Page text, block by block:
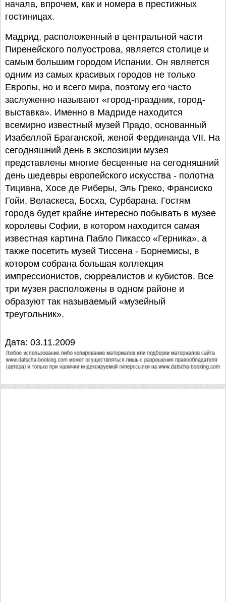
начала, впрочем, как и номера в престижных
гостиницах.
Мадрид, расположенный в центральной части
Пиренейского полуострова, является столице и
самым большим городом Испании. Он является
одним из самых красивых городов не только
Европы, но и всего мира, поэтому его часто
заслуженно называют «город-праздник, город-
выставка». Именно в Мадриде находится
всемирно известный музей Прадо, основанный
Изабеллой Браганской, женой Фердинанда VII. На
сегодняшний день в экспозиции музея
представлены многие бесценные на сегодняшний
день шедевры европейского искусства - полотна
Тициана, Хосе де Риберы, Эль Греко, Франсиско
Гойи, Веласкеса, Босха, Сурбарана. Гостям
города будет крайне интересно побывать в музее
королевы Софии, в котором находится самая
известная картина Пабло Пикассо «Герника», а
также посетить музей Тиссена - Борнемисы, в
котором собрана большая коллекция
импрессионистов, сюрреалистов и кубистов. Все
три музея расположены в одном районе и
образуют так называемый «музейный
треугольник».
Дата: 03.11.2009